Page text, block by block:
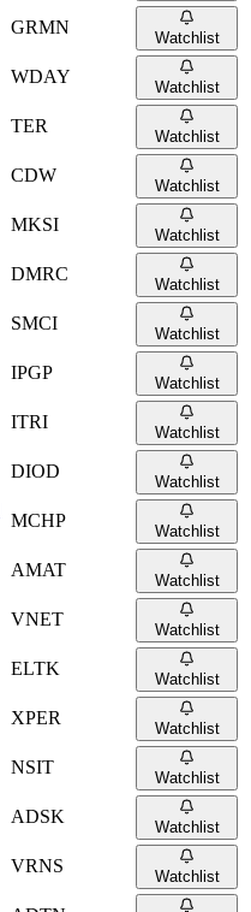
GRMN
Watchlist
WDAY
Watchlist
TER
Watchlist
CDW
Watchlist
MKSI
Watchlist
DMRC
Watchlist
SMCI
Watchlist
IPGP
Watchlist
ITRI
Watchlist
DIOD
Watchlist
MCHP
Watchlist
AMAT
Watchlist
VNET
Watchlist
ELTK
Watchlist
XPER
Watchlist
NSIT
Watchlist
ADSK
Watchlist
VRNS
Watchlist